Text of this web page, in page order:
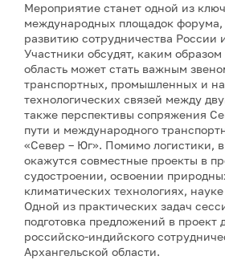
Мероприятие станет одной из
международных площадок
развитию сотрудничества России
Участники обсудят, каким образом
область может стать важным
транспортных, промышленных и
технологических связей между
также перспективы сопряжения
пути и международного
«Север – Юг». Помимо логистики,
окажутся совместные проекты в
судостроении, освоении
климатических технологиях,
Одной из практических задач
подготовка предложений в проект
российско-индийского
Архангельской области.